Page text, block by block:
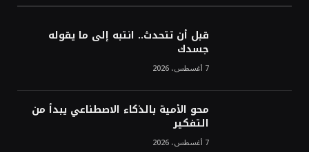
قبل أن تتحدث.. انتبه إلى ما يقوله
جسدك
7 أغسطس، 2026
محو الأمية بالذكاء الاصطناعي يبدأ من
التفكير
7 أغسطس، 2026